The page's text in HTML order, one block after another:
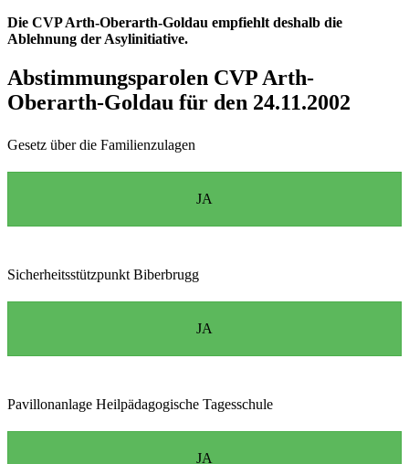
Die CVP Arth-Oberarth-Goldau empfiehlt deshalb die
Ablehnung der Asylinitiative.
Abstimmungsparolen CVP Arth-
Oberarth-Goldau für den 24.11.2002
Gesetz über die Familienzulagen
JA
Sicherheitsstützpunkt Biberbrugg
JA
Pavillonanlage Heilpädagogische Tagesschule
JA